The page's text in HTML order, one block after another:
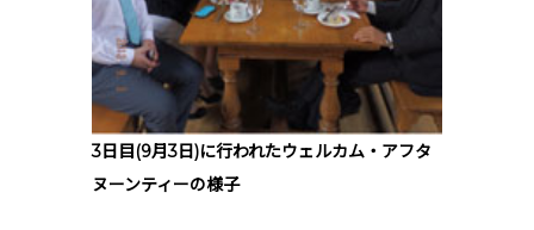
3日目(9月3日)に行われたウェルカム・アフタ
ヌーンティーの様子